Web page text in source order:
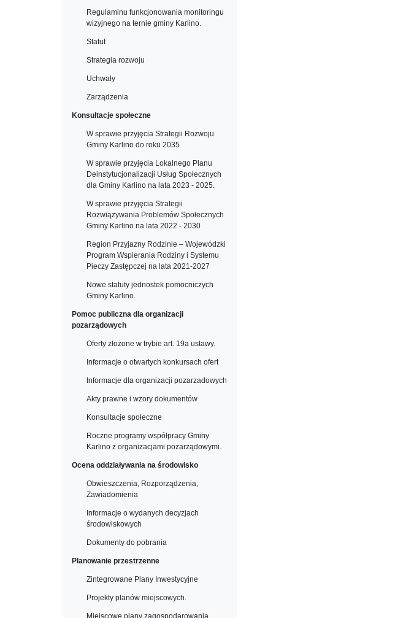
Regulaminu funkcjonowania monitoringu
wizyjnego na ternie gminy Karlino.
Statut
Strategia rozwoju
Uchwały
Zarządzenia
Konsultacje społeczne
W sprawie przyjęcia Strategii Rozwoju
Gminy Karlino do roku 2035
W sprawie przyjęcia Lokalnego Planu
Deinstytucjonalizacji Usług Społecznych
dla Gminy Karlino na lata 2023 - 2025.
W sprawie przyjęcia Strategii
Rozwiązywania Problemów Społecznych
Gminy Karlino na lata 2022 - 2030
Region Przyjazny Rodzinie – Wojewódzki
Program Wspierania Rodziny i Systemu
Pieczy Zastępczej na lata 2021-2027
Nowe statuty jednostek pomocniczych
Gminy Karlino.
Pomoc publiczna dla organizacji
pozarządowych
Oferty złożone w trybie art. 19a ustawy.
Informacje o otwartych konkursach ofert
Informacje dla organizacji pozarzadowych
Akty prawne i wzory dokumentów
Konsultacje społeczne
Roczne programy współpracy Gminy
Karlino z organizacjami pozarządowymi.
Ocena oddziaływania na środowisko
Obwieszczenia, Rozporządzenia,
Zawiadomienia
Informacje o wydanych decyzjach
środowiskowych
Dokumenty do pobrania
Planowanie przestrzenne
Zintegrowane Plany Inwestycyjne
Projekty planów miejscowych.
Miejscowe plany zagospodarowania